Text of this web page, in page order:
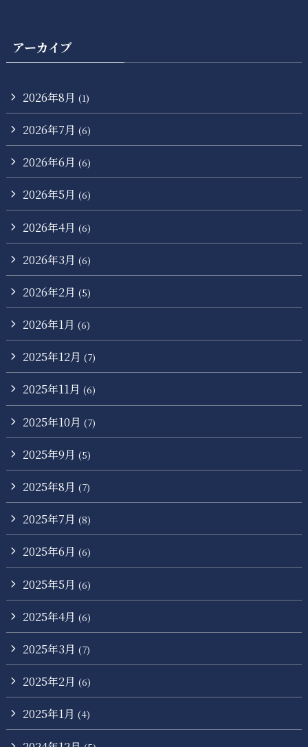
アーカイブ
2026年8月 (1)
2026年7月 (6)
2026年6月 (6)
2026年5月 (6)
2026年4月 (6)
2026年3月 (6)
2026年2月 (5)
2026年1月 (6)
2025年12月 (7)
2025年11月 (6)
2025年10月 (7)
2025年9月 (5)
2025年8月 (7)
2025年7月 (8)
2025年6月 (6)
2025年5月 (6)
2025年4月 (6)
2025年3月 (7)
2025年2月 (6)
2025年1月 (4)